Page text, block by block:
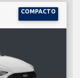
COMPACTO